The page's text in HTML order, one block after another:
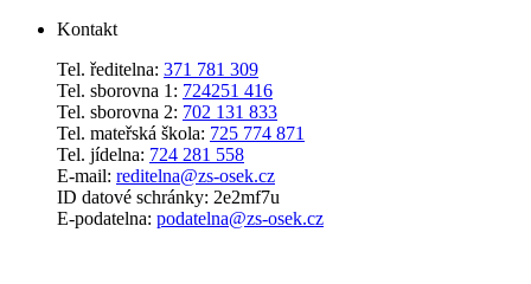
Kontakt
Tel. ředitelna: 371 781 309
Tel. sborovna 1: 724251 416
Tel. sborovna 2: 702 131 833
Tel. mateřská škola: 725 774 871
Tel. jídelna: 724 281 558
E-mail: reditelna@zs-osek.cz
ID datové schránky: 2e2mf7u
E-podatelna: podatelna@zs-osek.cz